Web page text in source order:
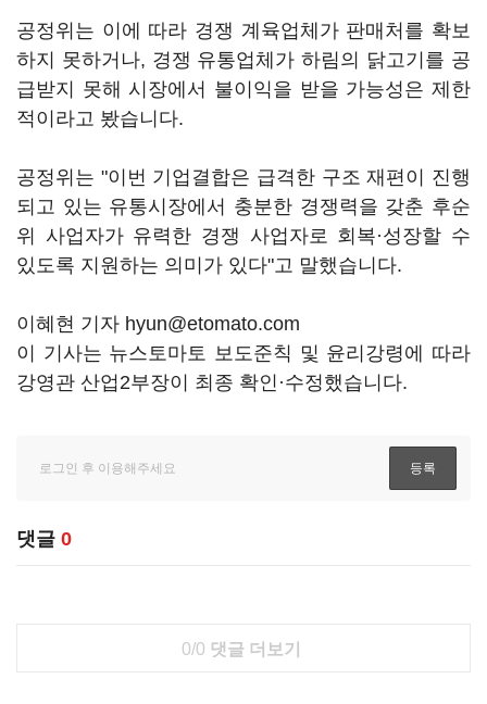
공정위는 이에 따라 경쟁 계육업체가 판매처를 확보
하지 못하거나, 경쟁 유통업체가 하림의 닭고기를 공
급받지 못해 시장에서 불이익을 받을 가능성은 제한
적이라고 봤습니다.
공정위는 "이번 기업결합은 급격한 구조 재편이 진행
되고 있는 유통시장에서 충분한 경쟁력을 갖춘 후순
위 사업자가 유력한 경쟁 사업자로 회복·성장할 수
있도록 지원하는 의미가 있다"고 말했습니다.
이혜현 기자 hyun@etomato.com
이 기사는 뉴스토마토 보도준칙 및 윤리강령에 따라
강영관 산업2부장이 최종 확인·수정했습니다.
댓글 0
0/0 댓글 더보기